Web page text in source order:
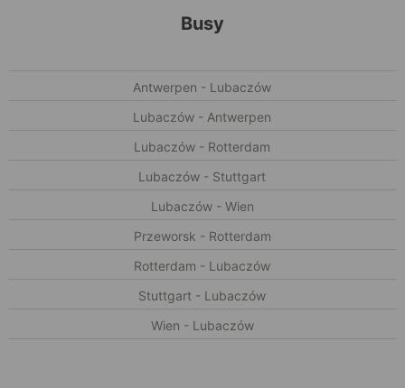
Busy
Antwerpen - Lubaczów
Lubaczów - Antwerpen
Lubaczów - Rotterdam
Lubaczów - Stuttgart
Lubaczów - Wien
Przeworsk - Rotterdam
Rotterdam - Lubaczów
Stuttgart - Lubaczów
Wien - Lubaczów